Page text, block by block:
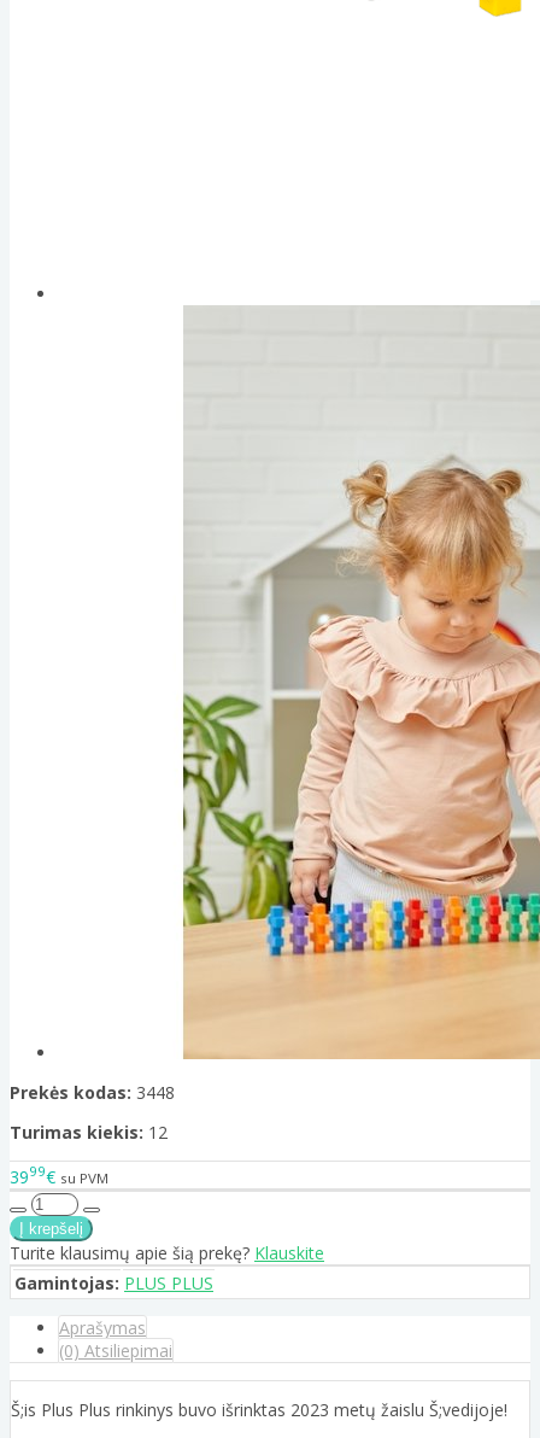
Prekės kodas: 3448
Turimas kiekis: 12
3999€ su PVM
Turite klausimų apie šią prekę? Klauskite
Gamintojas: PLUS PLUS
Aprašymas
(0) Atsiliepimai
Š;is Plus Plus rinkinys buvo išrinktas 2023 metų žaislu Š;vedijoje!